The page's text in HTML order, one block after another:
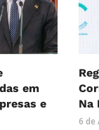
em
e
Na
6 de